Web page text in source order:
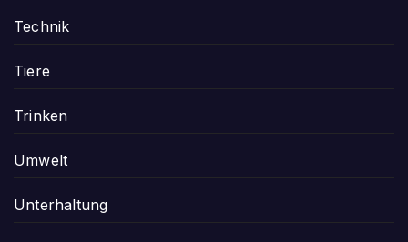
Technik
Tiere
Trinken
Umwelt
Unterhaltung